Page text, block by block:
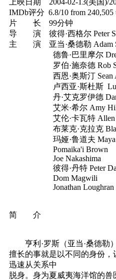
IMDb评分 6.8/10 from 240,505
片 长 99分钟
导 演 彼得·西格尔 Peter
主 演 亚当·桑德勒 Adam
德鲁·巴里摩尔 Drew
罗伯·施奈德 Rob
西恩·奥斯汀 Sean
卢西亚·斯杜斯
丹·艾克罗伊德 Dan
艾米·希尔 Amy
艾伦·卡瓦特 Allen
布莱克·克拉克
玛娅·鲁道夫 Maya
Pomaika'i Brown
Joe Nakashima
彼得·丹特 Peter
Dom Magwili
Jonathan Loughran
简 介
亨利·罗斯（亚当·桑德勒
擅长的事就是以不同的身份，
迅速从关系中
脱身。身为夏威夷海洋馆的